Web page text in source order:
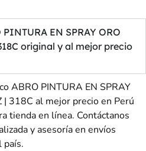
EN SPRAY ORO
original y al mejor precio
ABRO PINTURA EN SPRAY
| 318C al mejor precio en Perú
tienda en línea. Contáctanos
y asesoría en envíos
país.